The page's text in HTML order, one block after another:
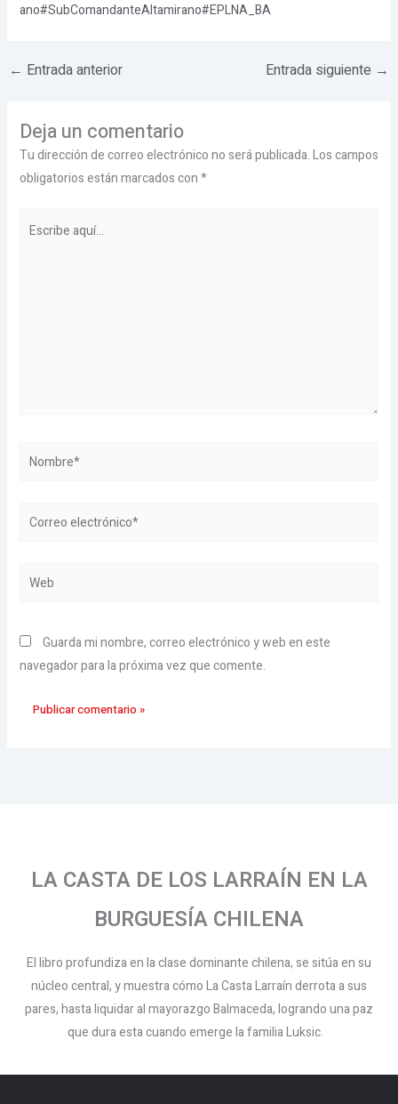
ano#SubComandanteAltamirano#EPLNA_BA
← Entrada anterior Entrada siguiente →
Deja un comentario
Tu dirección de correo electrónico no será publicada.Los campos
obligatorios están marcados con*
Nombre*
Correo
Web
Guarda mi nombre, correo electrónico y web en este
navegador para la próxima vez que comente.
LA CASTA DE LOS LARRAÍN EN LA
BURGUESÍA CHILENA
El libro profundiza en la clase dominante chilena, se sitúa en su
núcleo central, y muestra cómo La Casta Larraín derrota a sus
pares, hasta liquidar al mayorazgo Balmaceda, logrando una paz
que dura esta cuando emerge la familia Luksic.